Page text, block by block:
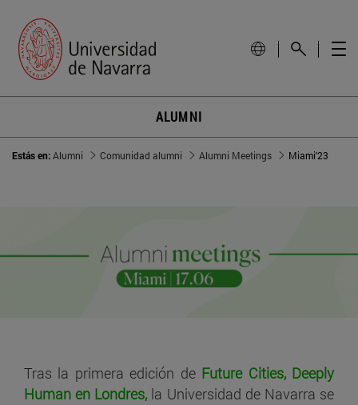
ALUMNI
Estás en:Alumni Comunidad alumni Alumni Meetings Miami'23
Tras la primera edición de Future Cities, Deeply
Human en Londres, la Universidad de Navarra se